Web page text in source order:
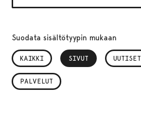
Suodata sisältötyypin mukaan
KAIKKI SIVUT
, VALITTU UUTISET
PALVELUT